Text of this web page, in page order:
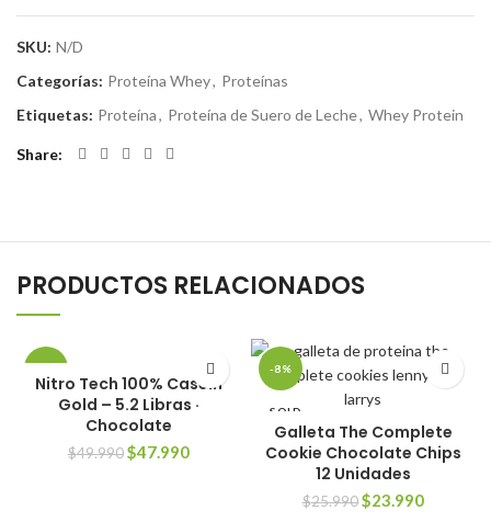
SKU: N/D
Categorías: Proteína Whey, Proteínas
Etiquetas: Proteína, Proteína de Suero de Leche, Whey Protein
Share
PRODUCTOS RELACIONADOS
SOLD
Nitro Tech 100% Casein
Gold – 5.2 Libras ·
Chocolate
$49.990 El
$47.990El
-8%
SOLD
OUT
Galleta The Complete
Cookie Chocolate Chips
12 Unidades
$25.990 El
$23.990El